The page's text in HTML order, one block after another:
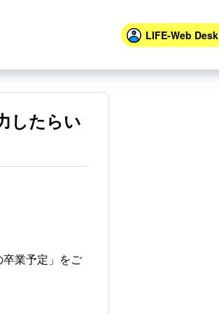
LIFE-Web Desk
したらい
業予定」をご